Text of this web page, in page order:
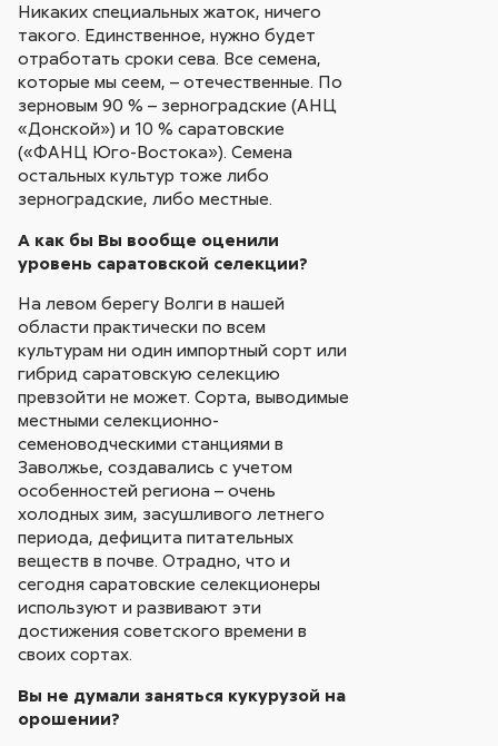
Никаких специальных жаток, ничего
такого. Единственное, нужно будет
отработать сроки сева. Все семена,
которые мы сеем, – отечественные. По
зерновым 90 % – зерноградские (АНЦ
«Донской») и 10 % саратовские
(«ФАНЦ Юго-Востока»). Семена
остальных культур тоже либо
зерноградские, либо местные.
А как бы Вы вообще оценили
уровень саратовской селекции?
На левом берегу Волги в нашей
области практически по всем
культурам ни один импортный сорт или
гибрид саратовскую селекцию
превзойти не может. Сорта, выводимые
местными селекционно-
семеноводческими станциями в
Заволжье, создавались с учетом
особенностей региона – очень
холодных зим, засушливого летнего
периода, дефицита питательных
веществ в почве. Отрадно, что и
сегодня саратовские селекционеры
используют и развивают эти
достижения советского времени в
своих сортах.
Вы не думали заняться кукурузой на
орошении?